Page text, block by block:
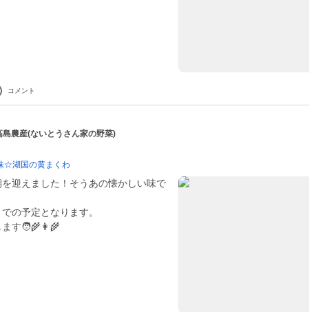
コメント
島農産(ないとうさん家の野菜)
☆湖国の黄まくわ
迎えました！そうあの懐かしい味で
の予定となります。
す🧑‍🌾👩‍🌾